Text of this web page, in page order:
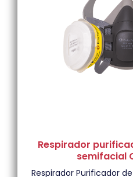
Respirador
semifacial
Respirador Purificador